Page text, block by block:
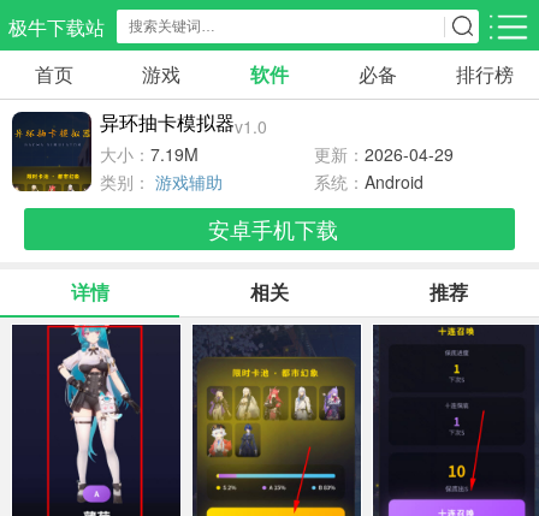
极牛下载站
应用分类 游戏分类
生活服务
297款应用
教育学习
178款应用
气象交通
84款应用
游戏辅助
478款应用
摄影美化
215款应用
社交聊天
183款应用
电子图书
439款应用
移动办公
184款应用
新闻阅读
43款应用
金融理财
54款应用
602款应用
首页 游戏 软件 必备 排行榜
异环抽卡模拟器v1.0
大小： 7.19M 更新： 2026-04-29
类别： 游戏辅助 系统： Android
安卓手机下载
详情 相关 推荐